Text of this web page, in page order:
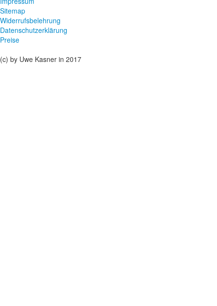
Sitemap
Widerrufsbelehrung
Datenschutzerklärung
Preise
(c) by Uwe Kasner in 2017